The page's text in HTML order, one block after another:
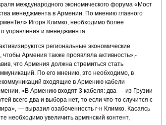
международного экономического форума «Мост
менеджмента в Армении. По мнению главного
Игоря Климко, необходимо более
управления и менеджмента.
региональные экономические
Армения также проявляла активность»,-
что Армения должна стремиться стать
По его мнению, это необходимо, в
входящие в Армению кабели
«В Армению входят 3 кабеля: два — из Грузии
всего два и выбора нет, то если что-то случится с
— выразил озабоченность г-н Климко. Касаясь
необходимо увеличить армянский контент,